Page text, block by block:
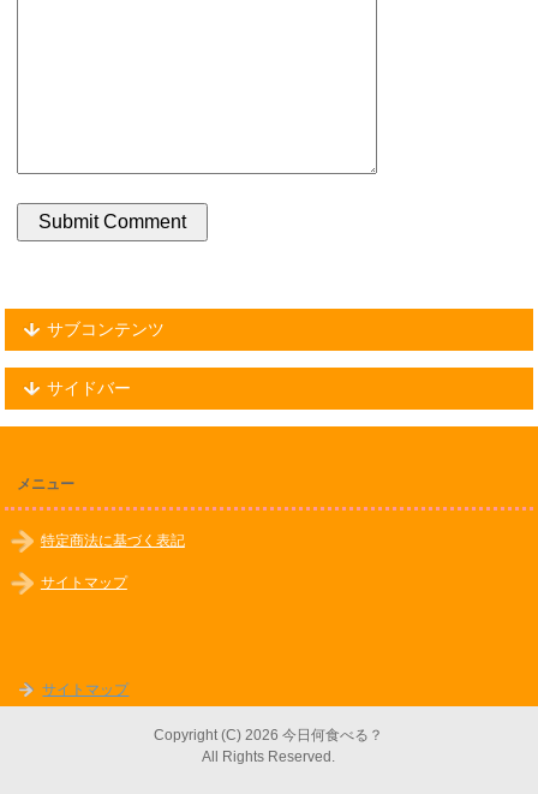
サブコンテンツ
サイドバー
メニュー
特定商法に基づく表記
サイトマップ
サイトマップ
Copyright (C) 2026 今日何食べる？
All Rights Reserved.